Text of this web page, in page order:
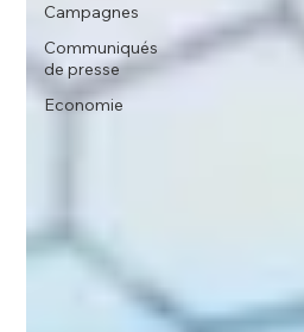
Campagnes
Communiqués
de presse
Economie